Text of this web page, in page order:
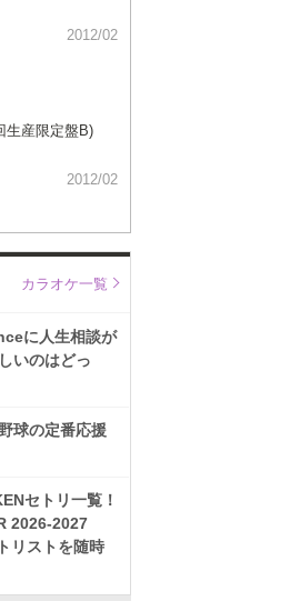
2012/02
生産限定盤B)
2012/02
カラオケ一覧
に人生相談が
いのはどっ
球の定番応援
セトリ一覧！
2026-2027
リストを随時